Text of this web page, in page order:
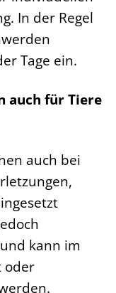
In der Regel
Tage ein.
auch für Tiere
auch bei
kann im
oder